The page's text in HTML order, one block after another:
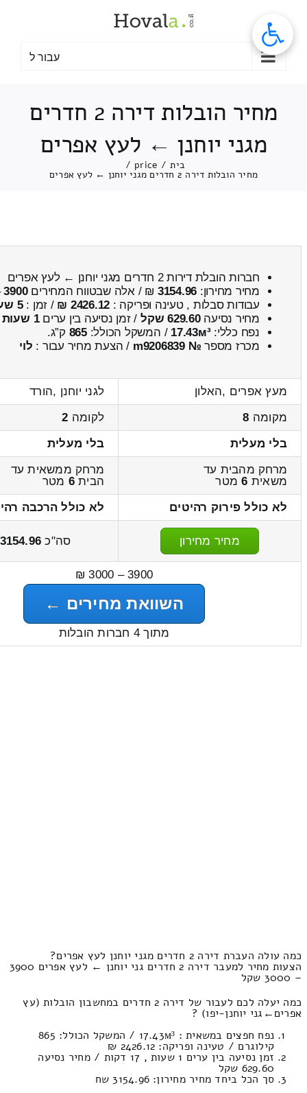
עבור ל
מחיר הובלות דירה 2 חדרים
מגני יוחנן ← לעץ אפרים
בית /
price
/
מחיר הובלות דירה 2 חדרים מגני יוחנן ← לעץ אפרים
חברות הובלת דירות 2 חדרים מגני יוחנן ← לעץ אפרים
מחיר מחירון: 3154.96 ₪ / אלה שבטווח המחירים3900
עבודות סבלות , טעינה ופריקה : 2426.12 ₪ / זמן :5 שעות 23 דקות
מחיר נסיעה629.60 שקל / זמן נסיעה בין ערים1 שעות , 17 דקות
נפח כללי:17.43м³ / המשקל הכולל:865 ק”ג.
מכרז מספר № m9206839 / הצעת מחיר עבור : לוי
מעץ אפרים ,האלון
לגני יוחנן ,הורד
מקומה 8 לקומה 2
בלי מעלית
בלי מעלית
מרחק מהבית עד
משאית 6מטר
מרחק ממשאית עד
הבית6 מטר
לא כולל פירוק רהיטים
לא כולל הרכבה
מחיר מחירון סה"כ 3154.96
3900 – 3000 ₪
השוואת מחירים ←
מתוך 4 חברות הובלות
כמה עולה העברת דירה 2 חדרים מגני יוחנן לעץ אפרים?
הצעות מחיר למעבר דירה 2 חדרים גני יוחנן ← לעץ אפרים 3900
– 3000 שקל
כמה יעלה לכם לעבור של דירה 2 חדרים במחשבון הובלות (עץ
אפרים‎←‏גני יוחנן-יפו) ?
נפח חפצים במשאית : 17.43м³ / המשקל הכולל: 865
קילוגרם / טעינה ופריקה: 2426.12 ₪
זמן נסיעה בין ערים 1 שעות , 17 דקות / מחיר נסיעה
629.60 שקל
סך הכל ביחד מחיר מחירון: 3154.96 שח